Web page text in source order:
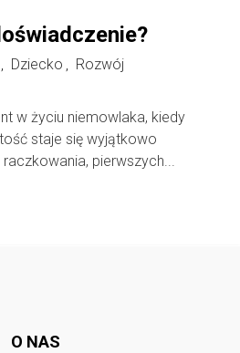
, Dziecko ,
Rozwój
w życiu niemowlaka, kiedy
staje się wyjątkowo
pierwszych...
O NAS